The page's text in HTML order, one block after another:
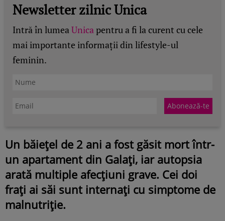
Newsletter zilnic Unica
Intră în lumeaUnicapentru a fi la curent cu cele
mai importante informații din lifestyle-ul
feminin.
Un băiețel de 2 ani a fost găsit mort într-
un apartament din Galați, iar autopsia
arată multiple afecțiuni grave. Cei doi
frați ai săi sunt internați cu simptome de
malnutriție.